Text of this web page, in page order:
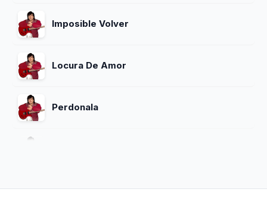
Imposible Volver
Locura De Amor
Perdonala
Ramo De Rosas